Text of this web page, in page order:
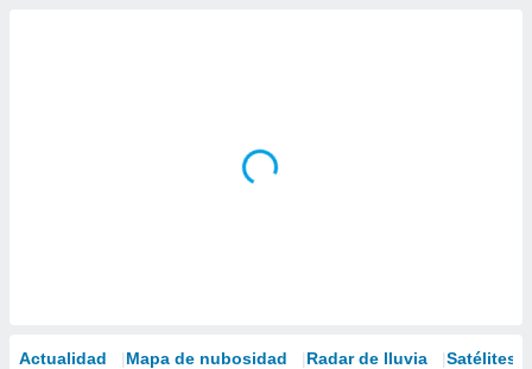
Actualidad Mapa de nubosidad Radar de lluvia Satélites